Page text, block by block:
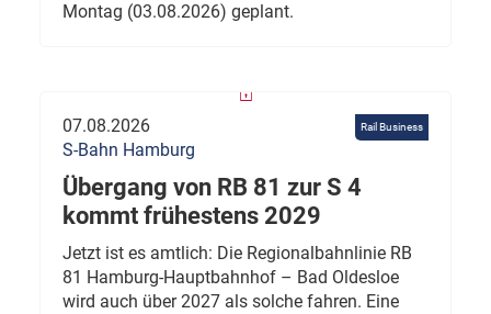
Montag (03.08.2026) geplant.
Rail Business
07.08.2026
S-Bahn Hamburg
Übergang von RB 81 zur S 4
kommt frühestens 2029
Jetzt ist es amtlich: Die Regionalbahnlinie RB
81 Hamburg-Hauptbahnhof – Bad Oldesloe
wird auch über 2027 als solche fahren. Eine